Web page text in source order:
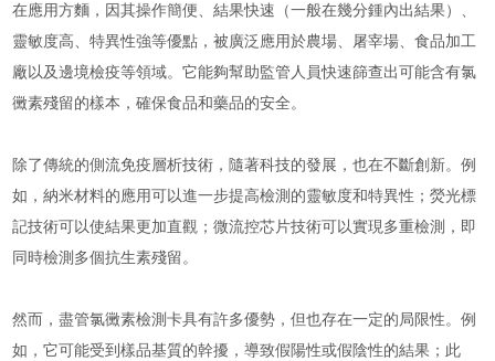
在應用方麵，因其操作簡便、結果快速（一般在幾分鍾內出結果）、
靈敏度高、特異性強等優點，被廣泛應用於農場、屠宰場、食品加工
廠以及邊境檢疫等領域。它能夠幫助監管人員快速篩查出可能含有氯
黴素殘留的樣本，確保食品和藥品的安全。
除了傳統的側流免疫層析技術，隨著科技的發展，也在不斷創新。例
如，納米材料的應用可以進一步提高檢測的靈敏度和特異性；熒光標
記技術可以使結果更加直觀；微流控芯片技術可以實現多重檢測，即
同時檢測多個抗生素殘留。
然而，盡管氯黴素檢測卡具有許多優勢，但也存在一定的局限性。例
如，它可能受到樣品基質的幹擾，導致假陽性或假陰性的結果；此